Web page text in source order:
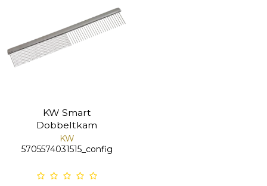
KW Smart
Dobbeltkam
KW
5705574031515_config